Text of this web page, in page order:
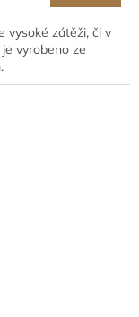
vysoké zátěži, či v
vyrobeno ze